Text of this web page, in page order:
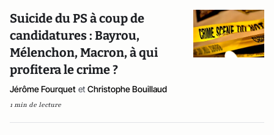
Suicide du PS à coup de
candidatures : Bayrou,
Mélenchon, Macron, à qui
profitera le crime ?
Jérôme Fourquet et Christophe Bouillaud
1 min de lecture